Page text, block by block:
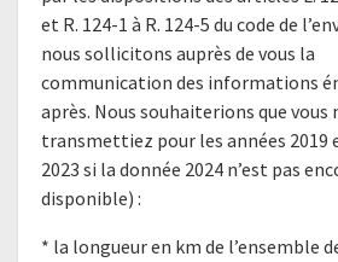
et R. 124-1 à R. 124-5 du code de
nous sollicitons auprès de vous la
communication des informations
après. Nous souhaiterions que vous
transmettiez pour les années 2019
2023 si la donnée 2024 n’est pas
disponible) :
* la longueur en km de l’ensemble